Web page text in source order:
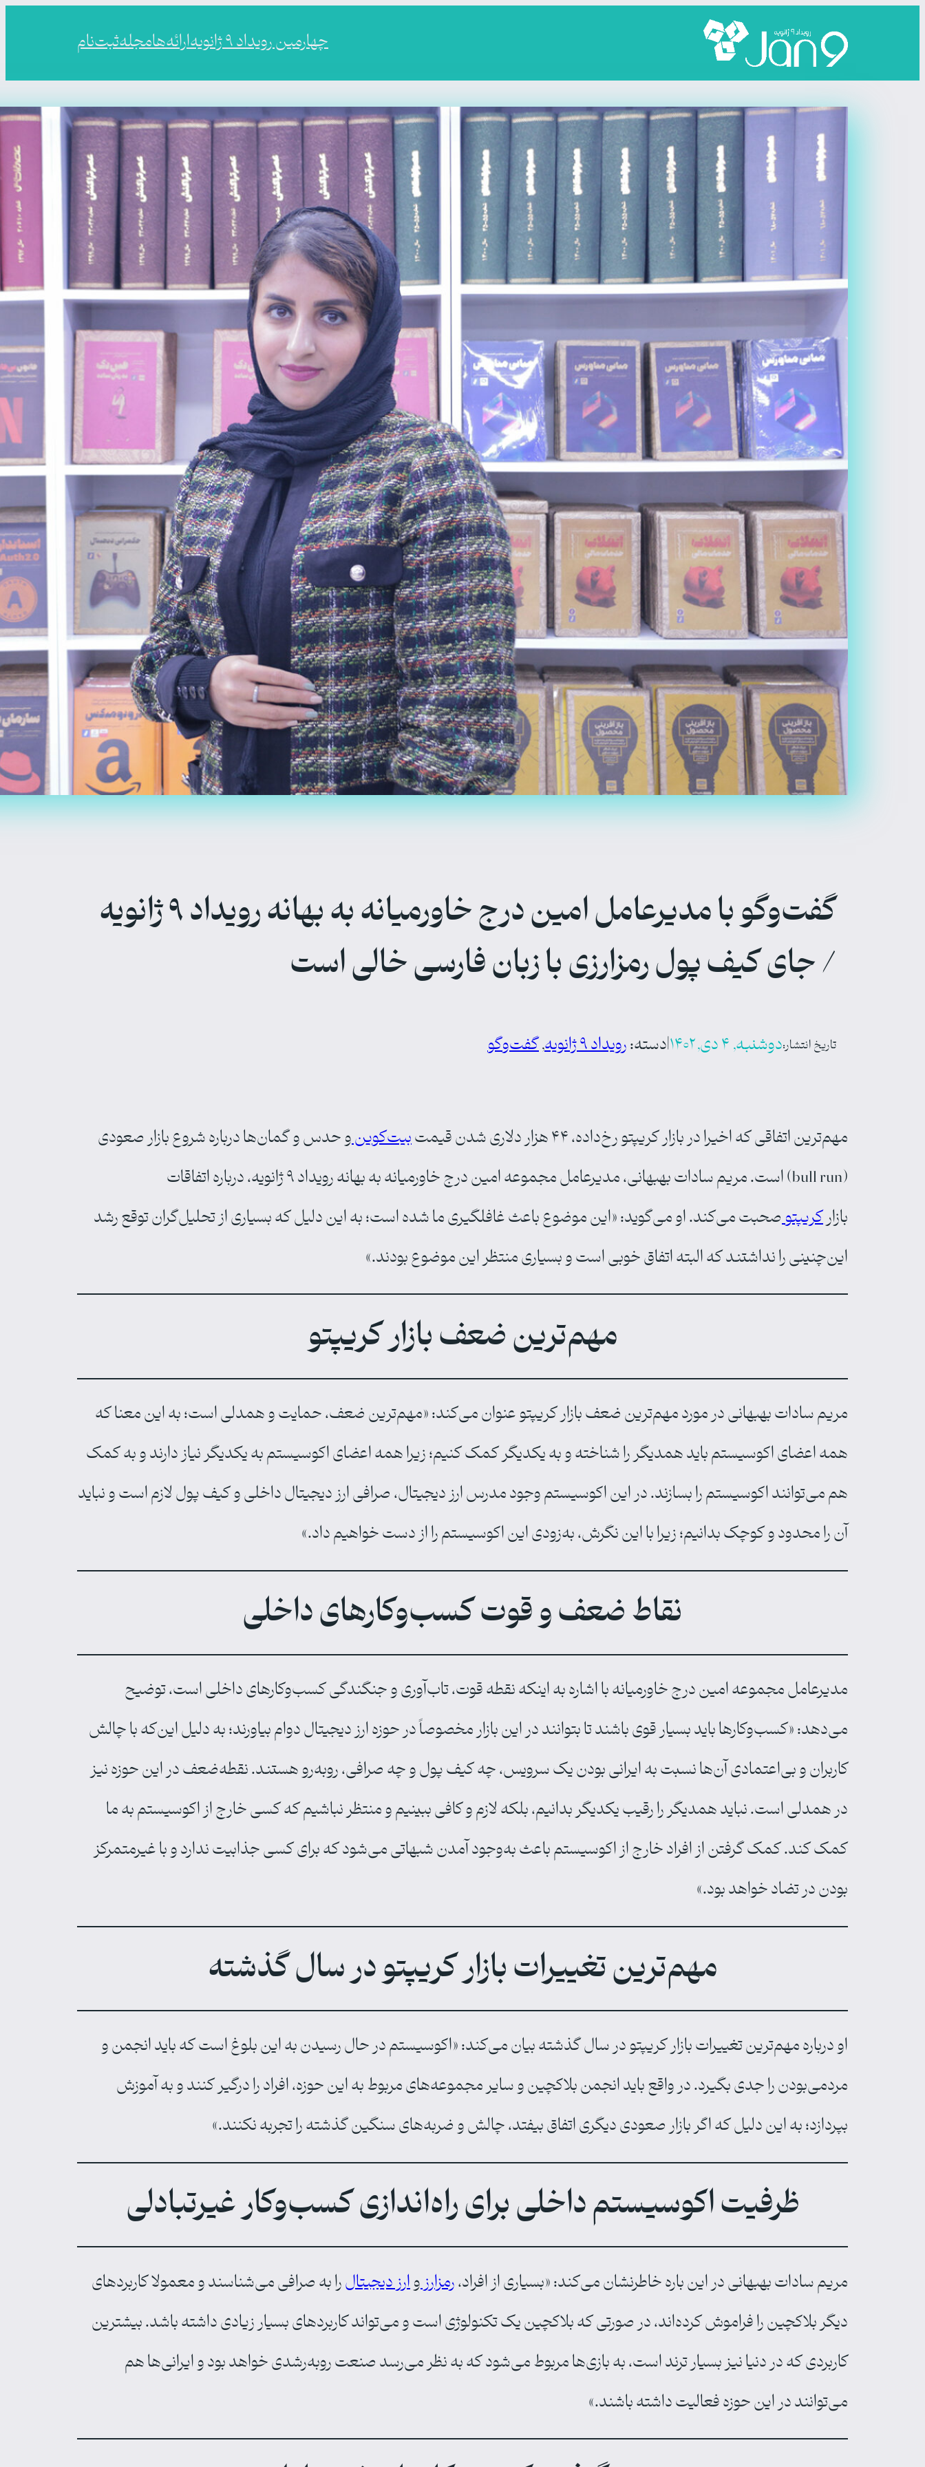
چهارمین رویداد ۹ ژانویه ارائه‌هامجلهثبت‌نام
گفت‌وگو با مدیرعامل امین درج خاورمیانه به بهانه رویداد ۹ ژانویه
/ جای کیف پول رمزارزی با زبان فارسی خالی است
تاریخ انتشار:دوشنبه, ۴ دی, ۱۴۰۲ |دسته‌:رویداد ۹ ژانویه , گفت‌وگو
مهم‌ترین اتفاقی که اخیرا در بازار کریپتو رخ‌داده، ۴۴ هزار دلاری شدن قیمت بیت‌کوینو حدس و گمان‌ها درباره شروع بازار صعودی
(bull run) است. مریم سادات بهبهانی، مدیرعامل مجموعه امین درج خاورمیانه به بهانه رویداد ۹ ژانویه، درباره اتفاقات
بازارکریپتوصحبت می‌کند. او می‌گوید: «این موضوع باعث غافلگیری ما شده است؛ به این دلیل که بسیاری از تحلیل‌گران توقع رشد
این‌چنینی را نداشتند که البته اتفاق خوبی است و بسیاری منتظر این موضوع بودند.»
مهم‌ترین ضعف بازار کریپتو
مریم سادات بهبهانی در مورد مهم‌ترین ضعف بازار کریپتو عنوان می‌کند: «مهم‌ترین ضعف، حمایت و همدلی است؛ به این معنا که
همه اعضای اکوسیستم باید همدیگر را شناخته و به یکدیگر کمک ‌کنیم؛ زیرا همه اعضای اکوسیستم به یکدیگر نیاز دارند و به کمک
هم می‌توانند اکوسیستم را بسازند. در این اکوسیستم وجود مدرس ارز دیجیتال، صرافی ارز دیجیتال داخلی و کیف پول لازم است و نباید
آن را محدود و کوچک بدانیم؛ زیرا با این نگرش، به‌زودی این اکوسیستم را از دست خواهیم داد.»
نقاط ضعف و قوت کسب‌وکارهای داخلی
مدیرعامل مجموعه امین درج خاورمیانه با اشاره به اینکه نقطه‌ قوت، ‌تاب‌آوری و جنگندگی کسب‌وکارهای داخلی است، توضیح
می‌دهد: «کسب‌وکارها باید بسیار قوی باشند تا بتوانند در این بازار مخصوصاً در حوزه ارز دیجیتال دوام بیاورند؛ به دلیل این‌که با چالش
کاربران و بی‌اعتمادی آن‌ها نسبت به ایرانی ‌بودن یک سرویس، چه کیف پول و چه صرافی، رو‌به‌رو هستند. نقطه‌ضعف در این حوزه نیز
در همدلی است. نباید همدیگر را رقیب یکدیگر بدانیم، بلکه لازم و کافی ببینیم و منتظر نباشیم که کسی خارج از اکوسیستم به ما
کمک کند. کمک ‌گرفتن از افراد خارج از اکوسیستم باعث به‌وجود آمدن شبهاتی می‌شود که برای کسی جذابیت ندارد و با غیرمتمرکز
بودن در تضاد خواهد بود.»
مهم‌ترین تغییرات بازار کریپتو در سال گذشته
او درباره مهم‌ترین تغییرات بازار کریپتو در سال گذشته بیان می‌کند: «اکوسیستم در حال رسیدن به این بلوغ است که باید انجمن و
مردمی‌بودن را جدی بگیرد. در واقع باید انجمن بلاکچین و سایر مجموعه‌های مربوط به این حوزه، افراد را درگیر کنند و به آموزش
بپردازد؛ به این دلیل که اگر بازار صعودی دیگری اتفاق بیفتد، چالش و ضربه‌های سنگین گذشته را تجربه نکنند.»
ظرفیت اکوسیستم داخلی برای راه‌اندازی کسب‌وکار غیرتبادلی
مریم سادات بهبهانی در این باره خاطرنشان می‌کند: «بسیاری از افراد،رمزارزوارز دیجیتالرا به صرافی‌ می‌شناسند و معمولا کاربردهای
دیگر بلاکچین را فراموش کرده‌اند، در صورتی که بلاکچین یک تکنولوژی است و می‌تواند کاربردهای بسیار زیادی داشته باشد. بیشترین
کاربردی که در دنیا نیز بسیار ترند است، به بازی‌ها مربوط می‌شود که به‌ نظر می‌رسد صنعت روبه‌رشدی خواهد بود و ایرانی‌ها هم
می‌توانند در این حوزه فعالیت داشته باشند.»